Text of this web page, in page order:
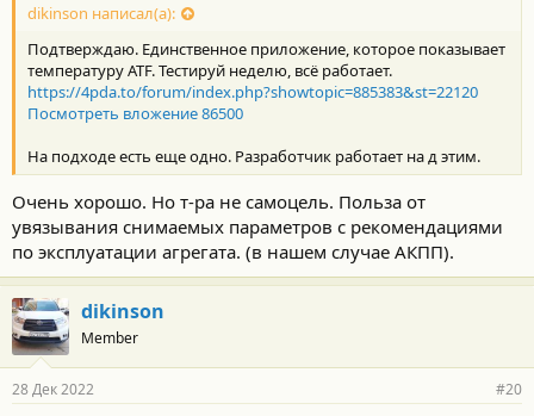
dikinson написал(а):
Подтверждаю. Единственное приложение, которое показывает
температуру ATF. Тестируй неделю, всё работает.
https://4pda.to/forum/index.php?showtopic=885383&st=22120
Посмотреть вложение 86500
На подходе есть еще одно. Разработчик работает на д этим.
Очень хорошо. Но т-ра не самоцель. Польза от
увязывания снимаемых параметров с рекомендациями
по эксплуатации агрегата. (в нашем случае АКПП).
dikinson
Member
28 Дек 2022 #20